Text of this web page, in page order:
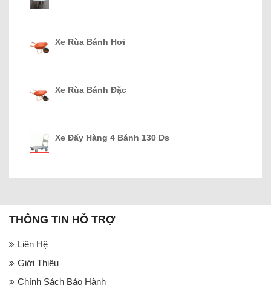
Xe Rùa Bánh Hơi
Xe Rùa Bánh Đặc
Xe Đẩy Hàng 4 Bánh 130 Ds
THÔNG TIN HỖ TRỢ
Liên Hệ
Giới Thiệu
Chính Sách Bảo Hành